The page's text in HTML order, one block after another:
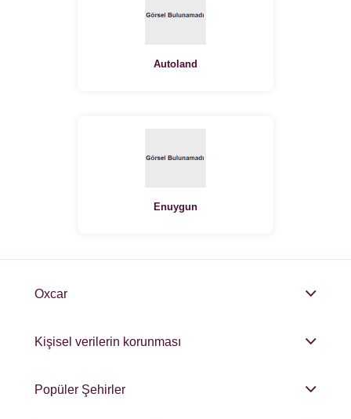
Autoland
Enuygun
Oxcar
Kişisel verilerin korunması
Popüler Şehirler